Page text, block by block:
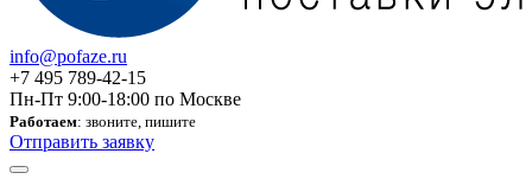
info@pofaze.ru
+7 495 789-42-15
Пн-Пт 9:00-18:00 по Москве
Работаем: звоните, пишите
Отправить заявку